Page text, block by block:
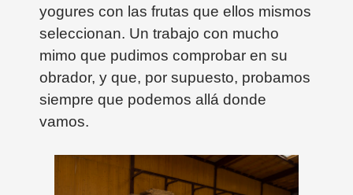
yogures con las frutas que ellos mismos
seleccionan. Un trabajo con mucho
mimo que pudimos comprobar en su
obrador, y que, por supuesto, probamos
siempre que podemos allá donde
vamos.